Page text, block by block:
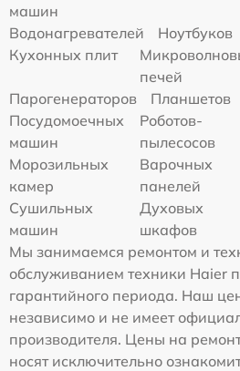
машин
Водонагревателей
Ноутбуков
Кухонных плит
печей
Парогенераторов
Планшетов
Посудомоечных
машин
Роботов-
пылесосов
Морозильных
камер
Варочных
панелей
Сушильных
машин
Духовых
шкафов
Мы занимаемся ремонтом и
обслуживанием техники Haier
гарантийного периода. Наш
независимо и не имеет
производителя. Цены на
носят исключительно